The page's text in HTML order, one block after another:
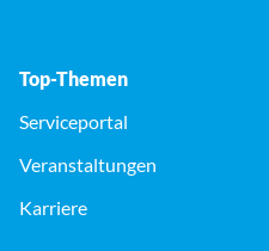
Top-Themen
Serviceportal
Veranstaltungen
Karriere